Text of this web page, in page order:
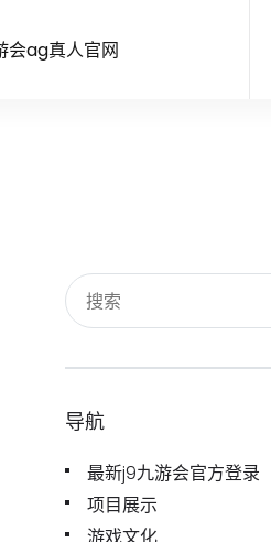
会ag真人官网
导航
最新j9九游会官方登录
项目展示